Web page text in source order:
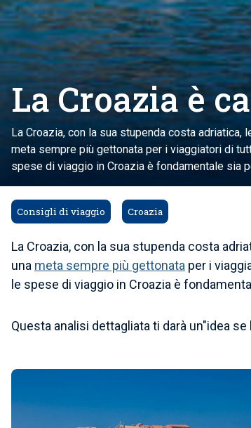
La Croazia è
La Croazia, con la sua stupenda costa
meta sempre più gettonata per i viaggiatori di
spese di viaggio in Croazia è fondamentale sia
Consigli di viaggio Croazia
La Croazia, con la sua stupenda costa
una meta sempre più gettonata per i
le spese di viaggio in Croazia è
Questa analisi dettagliata ti darà un"idea